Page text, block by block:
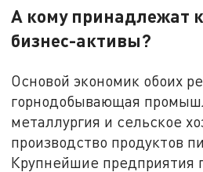
А кому принадлежат
бизнес-активы?
Основой экономик обоих
горнодобывающая
металлургия и сельское
производство продуктов
Крупнейшие предприятия